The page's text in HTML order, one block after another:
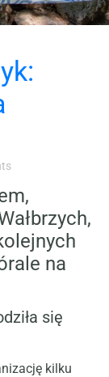
na
się
kilku